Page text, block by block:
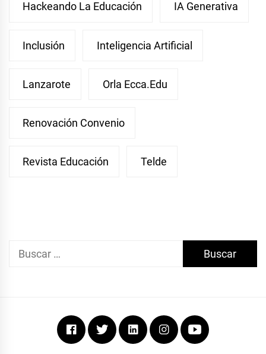
Hackeando La Educación IA Generativa
Inclusión Inteligencia Artificial
Lanzarote Orla Ecca.edu
Renovación Convenio
Revista Educación Telde
Buscar:
FacebookTwitterLinkedinInstagramYoutube